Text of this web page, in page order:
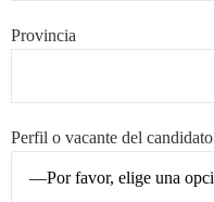
Provincia
Perfil o vacante del candidato